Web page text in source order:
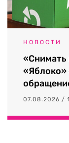
НОВОСТИ
«Снимать
«Яблоко»
07.08.2026 /